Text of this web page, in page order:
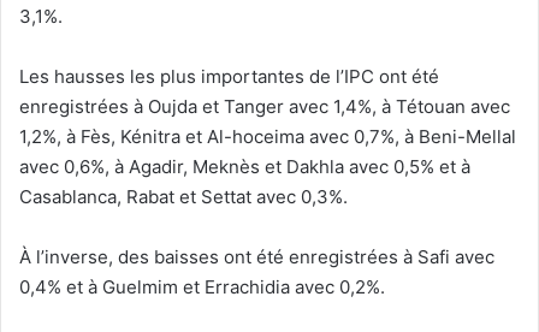
3,1%.
Les hausses les plus importantes de l’IPC ont été
enregistrées à Oujda et Tanger avec 1,4%, à Tétouan avec
1,2%, à Fès, Kénitra et Al-hoceima avec 0,7%, à Beni-Mellal
avec 0,6%, à Agadir, Meknès et Dakhla avec 0,5% et à
Casablanca, Rabat et Settat avec 0,3%.
À l’inverse, des baisses ont été enregistrées à Safi avec
0,4% et à Guelmim et Errachidia avec 0,2%.